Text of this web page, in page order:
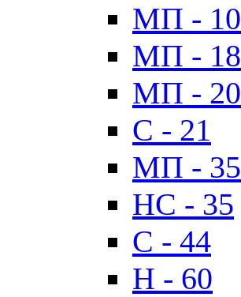
МП - 10
МП - 18
МП - 20
C - 21
МП - 35
HC - 35
C - 44
H - 60